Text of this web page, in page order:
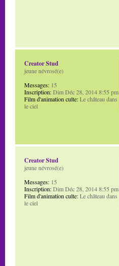
Creator Stud
jeune névrosé(e)
Messages: 15
Inscription:Dim Déc 28, 2014 8:55 pm
Film d'animation culte:Le château dans
le ciel
Creator Stud
jeune névrosé(e)
Messages: 15
Inscription:Dim Déc 28, 2014 8:55 pm
Film d'animation culte:Le château dans
le ciel